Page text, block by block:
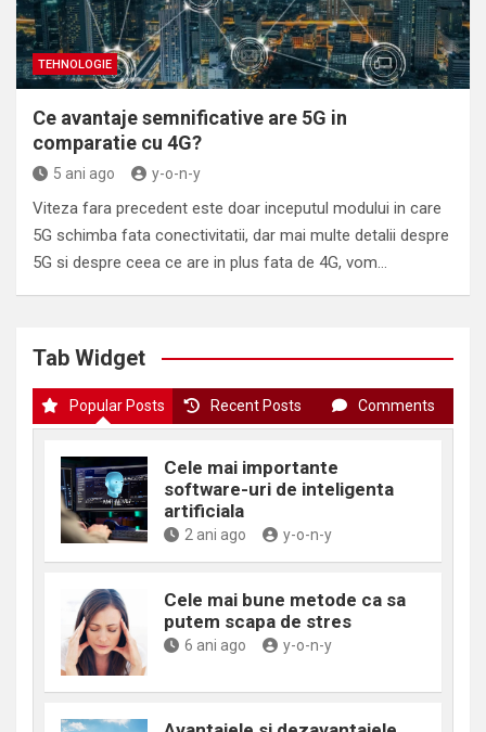
TEHNOLOGIE
Ce avantaje semnificative are 5G in
comparatie cu 4G?
5 ani ago y-o-n-y
Viteza fara precedent este doar inceputul modului in care
5G schimba fata conectivitatii, dar mai multe detalii despre
5G si despre ceea ce are in plus fata de 4G, vom…
Tab Widget
Popular Posts Recent Posts Comments
Cele mai importante
software-uri de inteligenta
artificiala
2 ani ago y-o-n-y
Cele mai bune metode ca sa
putem scapa de stres
6 ani ago y-o-n-y